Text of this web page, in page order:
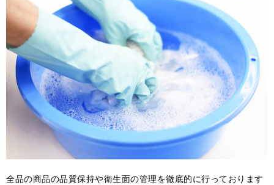
全品の商品の品質保持や衛生面の管理を徹底的に行っております